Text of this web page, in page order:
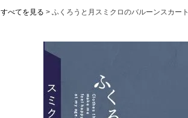
すべてを見る ふくろうと月スミクロのバルーンスカート